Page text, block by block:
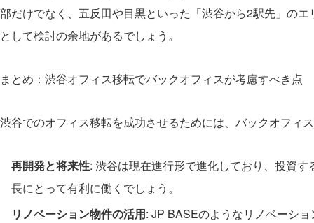
部だけでなく、五反田や目黒といった「渋谷から2駅先」の
として検討の余地があるでしょう。
まとめ：渋谷オフィス移転でバックオフィスが考慮すべき点
渋谷でのオフィス移転を成功させるためには、バックオフィ
再開発と将来性: 渋谷は現在進行形で進化しており、投資
長にとって有利に働くでしょう。
リノベーション物件の活用: JP BASEのようなリノベーシ